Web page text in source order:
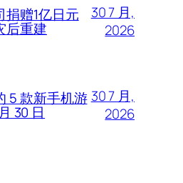
捐赠1亿日元
后重建
30 7 月,
2026
5 款新手机游
30 日
30 7 月,
2026